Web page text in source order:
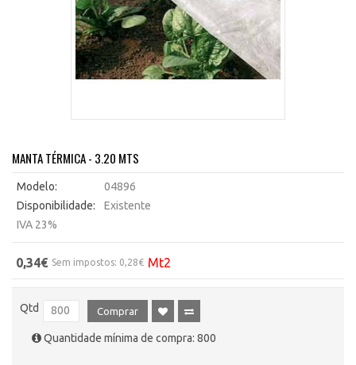
MANTA TÉRMICA - 3.20 MTS
Modelo:
04896
Disponibilidade:
Existente
IVA 23%
0,34€ Sem impostos: 0,28€ Mt2
Qtd Comprar
Quantidade mínima de compra: 800